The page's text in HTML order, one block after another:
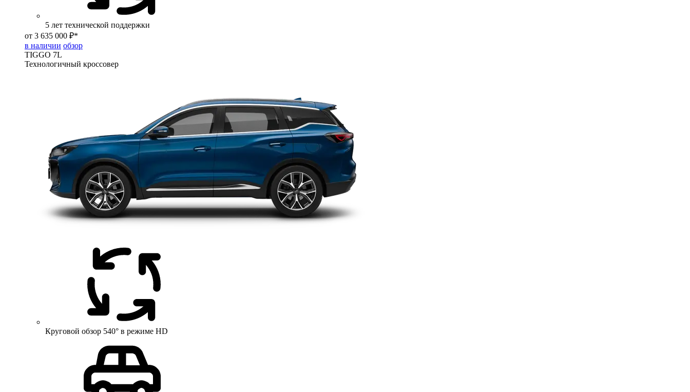
5 лет технической поддержки
от 3 635 000 ₽*
в наличии обзор
TIGGO 7L
Технологичный кроссовер
Круговой обзор 540° в режиме HD